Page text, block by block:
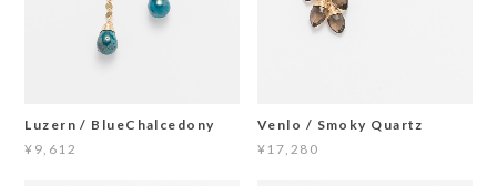
Luzern / BlueChalcedony
¥9,612
Venlo / Smoky Quartz
¥17,280